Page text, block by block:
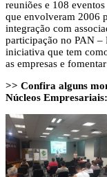
reuniões e 108
que envolveram 2006
integração com
participação no PAN –
iniciativa que tem
as empresas e
>> Confira alguns
Núcleos Empresariais: